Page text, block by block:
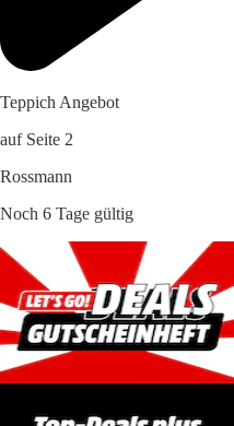
Teppich Angebot
auf Seite 2
Rossmann
Noch 6 Tage gültig